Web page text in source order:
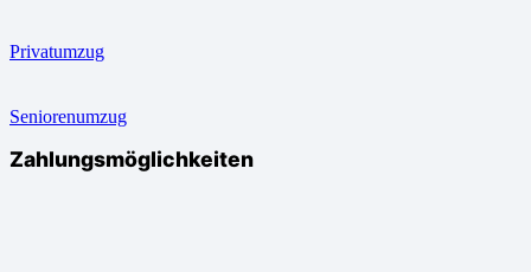
Privatumzug
Seniorenumzug
Zahlungsmöglichkeiten